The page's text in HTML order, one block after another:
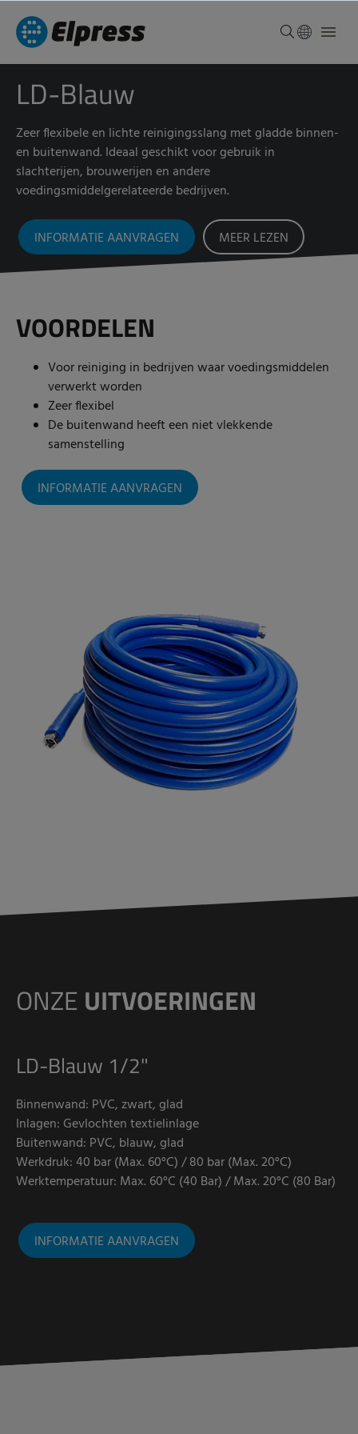
LD-Blauw
Zeer flexibele en lichte reinigingsslang met gladde binnen-
en buitenwand. Ideaal geschikt voor gebruik in
slachterijen, brouwerijen en andere
voedingsmiddelgerelateerde bedrijven.
INFORMATIE AANVRAGEN MEER LEZEN
VOORDELEN
Voor reiniging in bedrijven waar voedingsmiddelen
verwerkt worden
Zeer flexibel
De buitenwand heeft een niet vlekkende
samenstelling
INFORMATIE AANVRAGEN
ONZE UITVOERINGEN
LD-Blauw 1/2"
Binnenwand: PVC, zwart, glad
Inlagen: Gevlochten textielinlage
Buitenwand: PVC, blauw, glad
Werkdruk: 40 bar (Max. 60°C) / 80 bar (Max. 20°C)
Werktemperatuur: Max. 60°C (40 Bar) / Max. 20°C (80 Bar)
INFORMATIE AANVRAGEN